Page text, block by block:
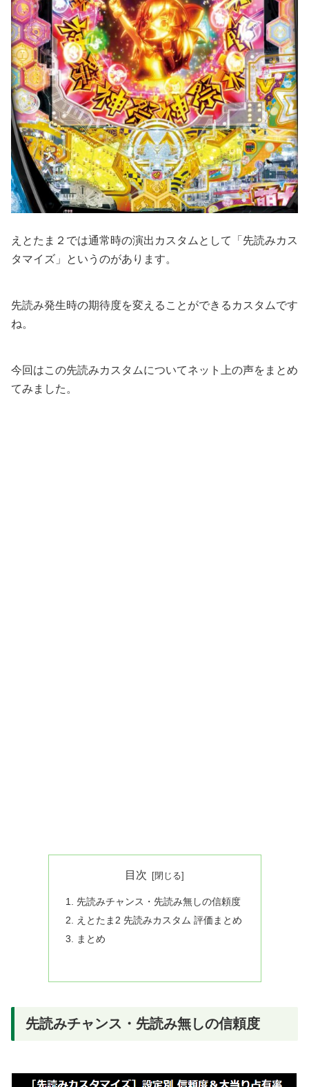
えとたま２では通常時の演出カスタムとして「先読みカス
タマイズ」というのがあります。
先読み発生時の期待度を変えることができるカスタムです
ね。
今回はこの先読みカスタムについてネット上の声をまとめ
てみました。
目次
先読みチャンス・先読み無しの信頼度
えとたま2 先読みカスタム 評価まとめ
まとめ
先読みチャンス・先読み無しの信頼度